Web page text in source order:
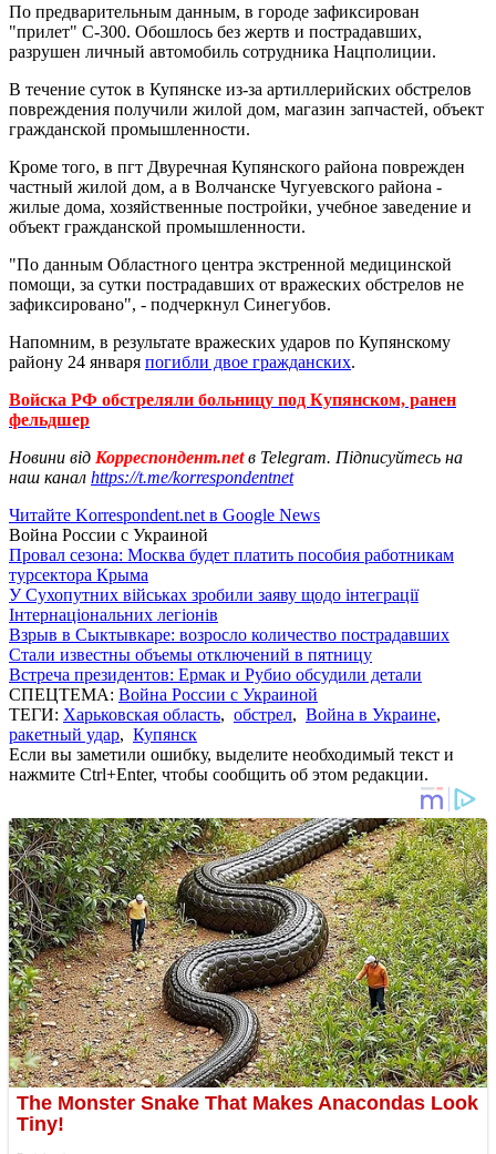
По предварительным данным, в городе зафиксирован
"прилет" С-300. Обошлось без жертв и пострадавших,
разрушен личный автомобиль сотрудника Нацполиции.
В течение суток в Купянске из-за артиллерийских обстрелов
повреждения получили жилой дом, магазин запчастей, объект
гражданской промышленности.
Кроме того, в пгт Двуречная Купянского района поврежден
частный жилой дом, а в Волчанске Чугуевского района -
жилые дома, хозяйственные постройки, учебное заведение и
объект гражданской промышленности.
"По данным Областного центра экстренной медицинской
помощи, за сутки пострадавших от вражеских обстрелов не
зафиксировано", - подчеркнул Синегубов.
Напомним, в результате вражеских ударов по Купянскому
району 24 января погибли двое гражданских.
Войска РФ обстреляли больницу под Купянском, ранен
фельдшер
Новини від Корреспондент.netв Telegram. Підписуйтесь на
наш канал https://t.me/korrespondentnet
Читайте Korrespondent.net в Google News
Война России с Украиной
Провал сезона: Москва будет платить пособия работникам
турсектора Крыма
У Сухопутних військах зробили заяву щодо інтеграції
Інтернаціональних легіонів
Взрыв в Сыктывкаре: возросло количество пострадавших
Стали известны объемы отключений в пятницу
Встреча президентов: Ермак и Рубио обсудили детали
СПЕЦТЕМА: Война России с Украиной
ТЕГИ: Харьковская область, обстрел, Война в Украине,
ракетный удар, Купянск
Если вы заметили ошибку, выделите необходимый текст и
нажмите Ctrl+Enter, чтобы сообщить об этом редакции.